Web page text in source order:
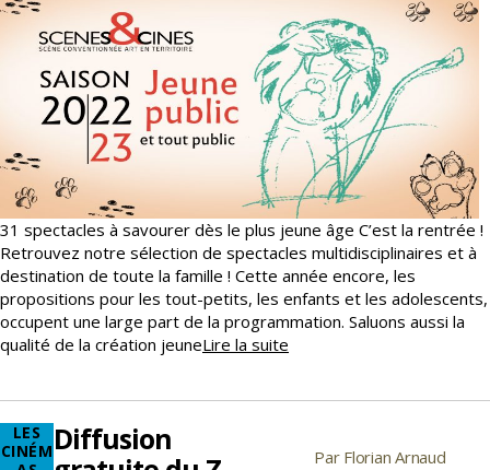
31 spectacles à savourer dès le plus jeune âge C’est la rentrée !
Retrouvez notre sélection de spectacles multidisciplinaires et à
destination de toute la famille ! Cette année encore, les
propositions pour les tout-petits, les enfants et les adolescents,
occupent une large part de la programmation. Saluons aussi la
qualité de la création jeuneLire la suite
public
Catégories
LES
CINÉM Diffusion
Auteur
Par Florian Arnaud